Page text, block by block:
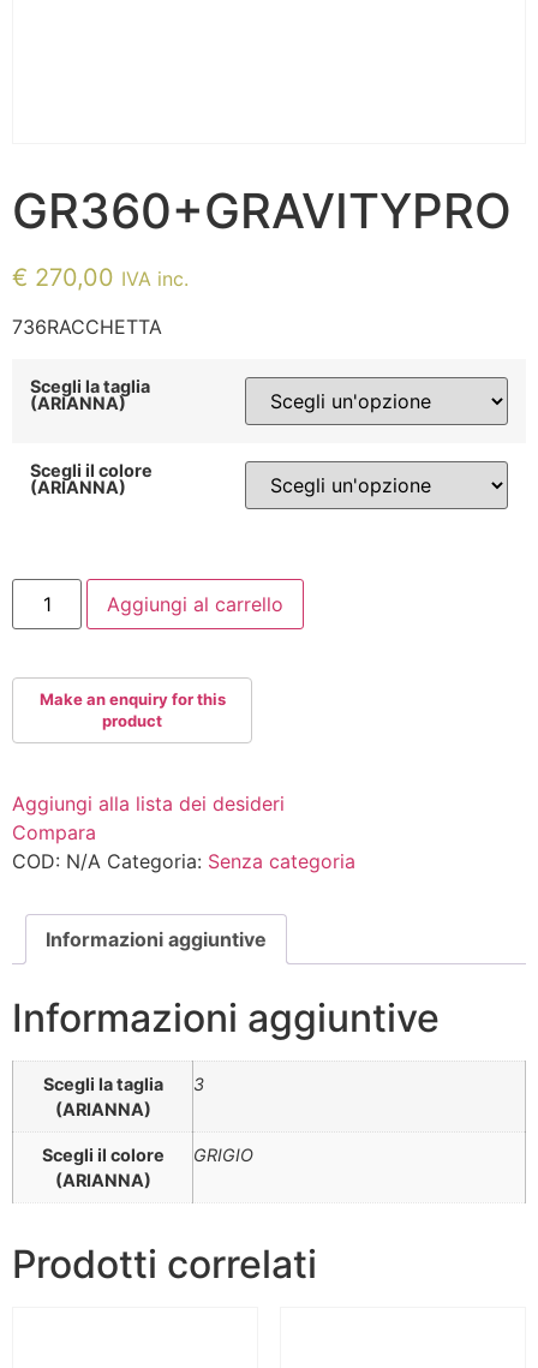
GR360+GRAVITYPRO
€ 270,00 IVA inc.
736RACCHETTA
Scegli la taglia
(ARIANNA)
Scegli il colore
(ARIANNA)
GR360+GRAVITYPRO
quantità
Aggiungi al carrello
Aggiungi alla lista dei desideri
Compara
COD: N/A Categoria: Senza categoria
Informazioni aggiuntive
Informazioni aggiuntive
Scegli la taglia
(ARIANNA)
3
Scegli il colore
(ARIANNA)
GRIGIO
Prodotti correlati